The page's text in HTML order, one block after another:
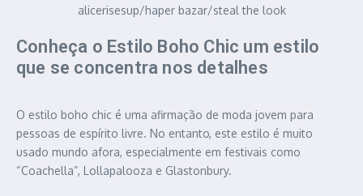
alicerisesup/haper bazar/steal the look
Conheça o Estilo Boho Chic um estilo
que se concentra nos detalhes
O estilo boho chic é uma afirmação de moda jovem para
pessoas de espírito livre. No entanto, este estilo é muito
usado mundo afora, especialmente em festivais como
“Coachella”, Lollapalooza e Glastonbury.